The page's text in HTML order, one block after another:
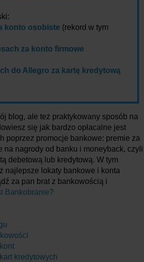
konto osobiste (rekord w tym
za konto firmowe
do Allegro za kartę kredytową
blog, ale też praktykowany sposób na
się jak bardzo opłacalne jest
poprzez promocje bankowe: premie za
na nagrody od banku i moneyback, czyli
debetową lub kredytową. W tym
najlepsze lokaty bankowe i konta
za pan brat z bankowością i
Bankobranie?
kredytowych